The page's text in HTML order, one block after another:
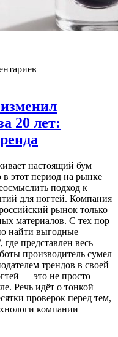
20 лет:
настоящий бум
этот период на рынке
подход к
для ногтей. Компания
рынок только
материалов. С тех пор
найти выгодные
представлен весь
производитель сумел
трендов в своей
— это не просто
Речь идёт о тонкой
проверок перед тем,
компании